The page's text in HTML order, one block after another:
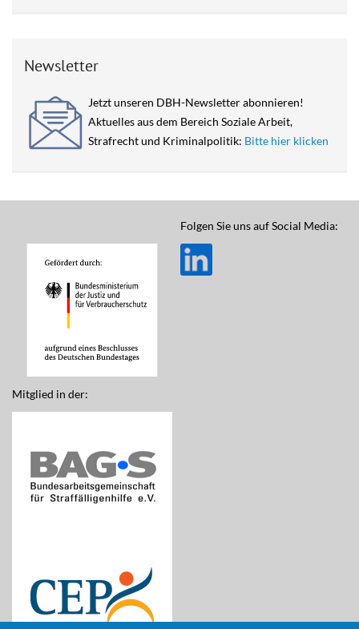
Newsletter
Jetzt unseren DBH-Newsletter abonnieren!
Aktuelles aus dem Bereich Soziale Arbeit,
Strafrecht und Kriminalpolitik: Bitte hier klicken
Mitglied in der:
Folgen Sie uns auf Social Media: